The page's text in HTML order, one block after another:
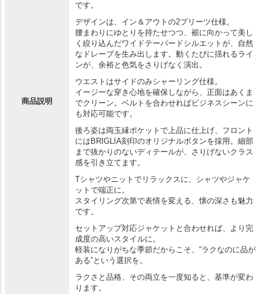
商品説明
です。
デザインは、イン＆アウトの2プリーツ仕様。
腰まわりにゆとりを持たせつつ、裾に向かって美し
く絞り込んだワイドテーパードシルエットが、自然
なドレープを生み出します。動くたびに揺れるライ
ンが、余裕と色気をさりげなく演出。
ウエストはサイドのみシャーリング仕様。
イージーな穿き心地を確保しながら、正面はあくま
でクリーン。ベルトを合わせればビジネスシーンに
も対応可能です。
後ろ姿は両玉縁ポケットで上品に仕上げ、フロント
にはBRIGLIA刻印のオリジナルボタンを採用。細部
まで抜かりのないディテールが、さりげないクラス
感を引き立てます。
Tシャツやニットでリラックスに、シャツやジャケ
ットで端正に。
スタイリング次第で表情を変える、懐の深さも魅力
です。
セットアップ対応ジャケットと合わせれば、より完
成度の高いスタイルに。
軽装になりがちな季節だからこそ、“ラクなのに品が
ある”という選択を。
ラクさと品格、その両立を一度知ると、基準が変わ
ります。